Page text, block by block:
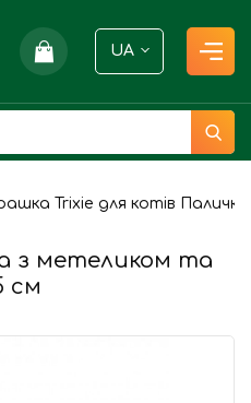
UA
Trixie для котів
з метеликом та
см